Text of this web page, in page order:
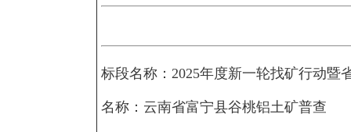
标段名称：2025年度新一轮找矿行动暨
名称：云南省富宁县谷桃铝土矿普查